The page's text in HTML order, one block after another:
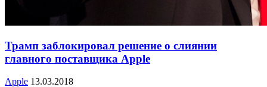
Трамп заблокировал решение о слиянии
главного поставщика Apple
Apple 13.03.2018